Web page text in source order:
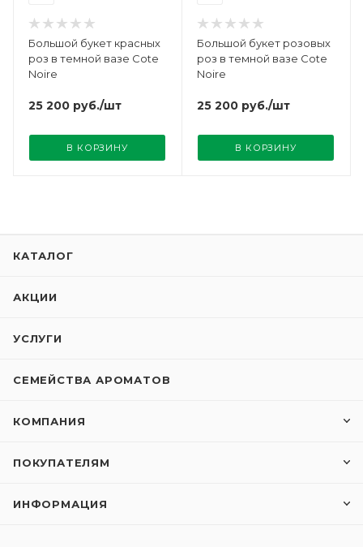
Большой букет красных
роз в темной вазе Cote
Noire
25 200 руб./шт
В КОРЗИНУ
Большой букет розовых
роз в темной вазе Cote
Noire
25 200 руб./шт
В КОРЗИНУ
КАТАЛОГ
АКЦИИ
УСЛУГИ
СЕМЕЙСТВА АРОМАТОВ
КОМПАНИЯ
ПОКУПАТЕЛЯМ
ИНФОРМАЦИЯ